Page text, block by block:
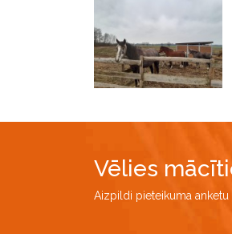
Vēlies
Aizpildi pieteikuma